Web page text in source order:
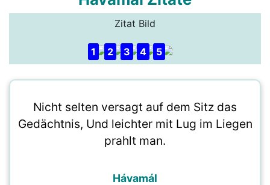
Zitat Bild
1 2 3 4 5
Nicht selten versagt auf dem Sitz das
Gedächtnis, Und leichter mit Lug im Liegen
prahlt man.
Hávamál